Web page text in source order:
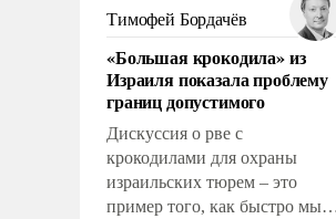
беспрекословно оплачиваться
за счет российских
налогоплательщиков и где за
свои поступки не нужно
отвечать.
Тимофей Бордачёв
«Большая крокодила» из
Израиля показала проблему
границ допустимого
Дискуссия о рве с
крокодилами для охраны
израильских тюрем – это
пример того, как быстро мы